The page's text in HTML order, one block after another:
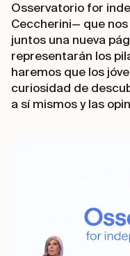
Osservatorio for
Ceccherini— que
juntos una nueva
representarán los
haremos que los
curiosidad de
a sí mismos y las